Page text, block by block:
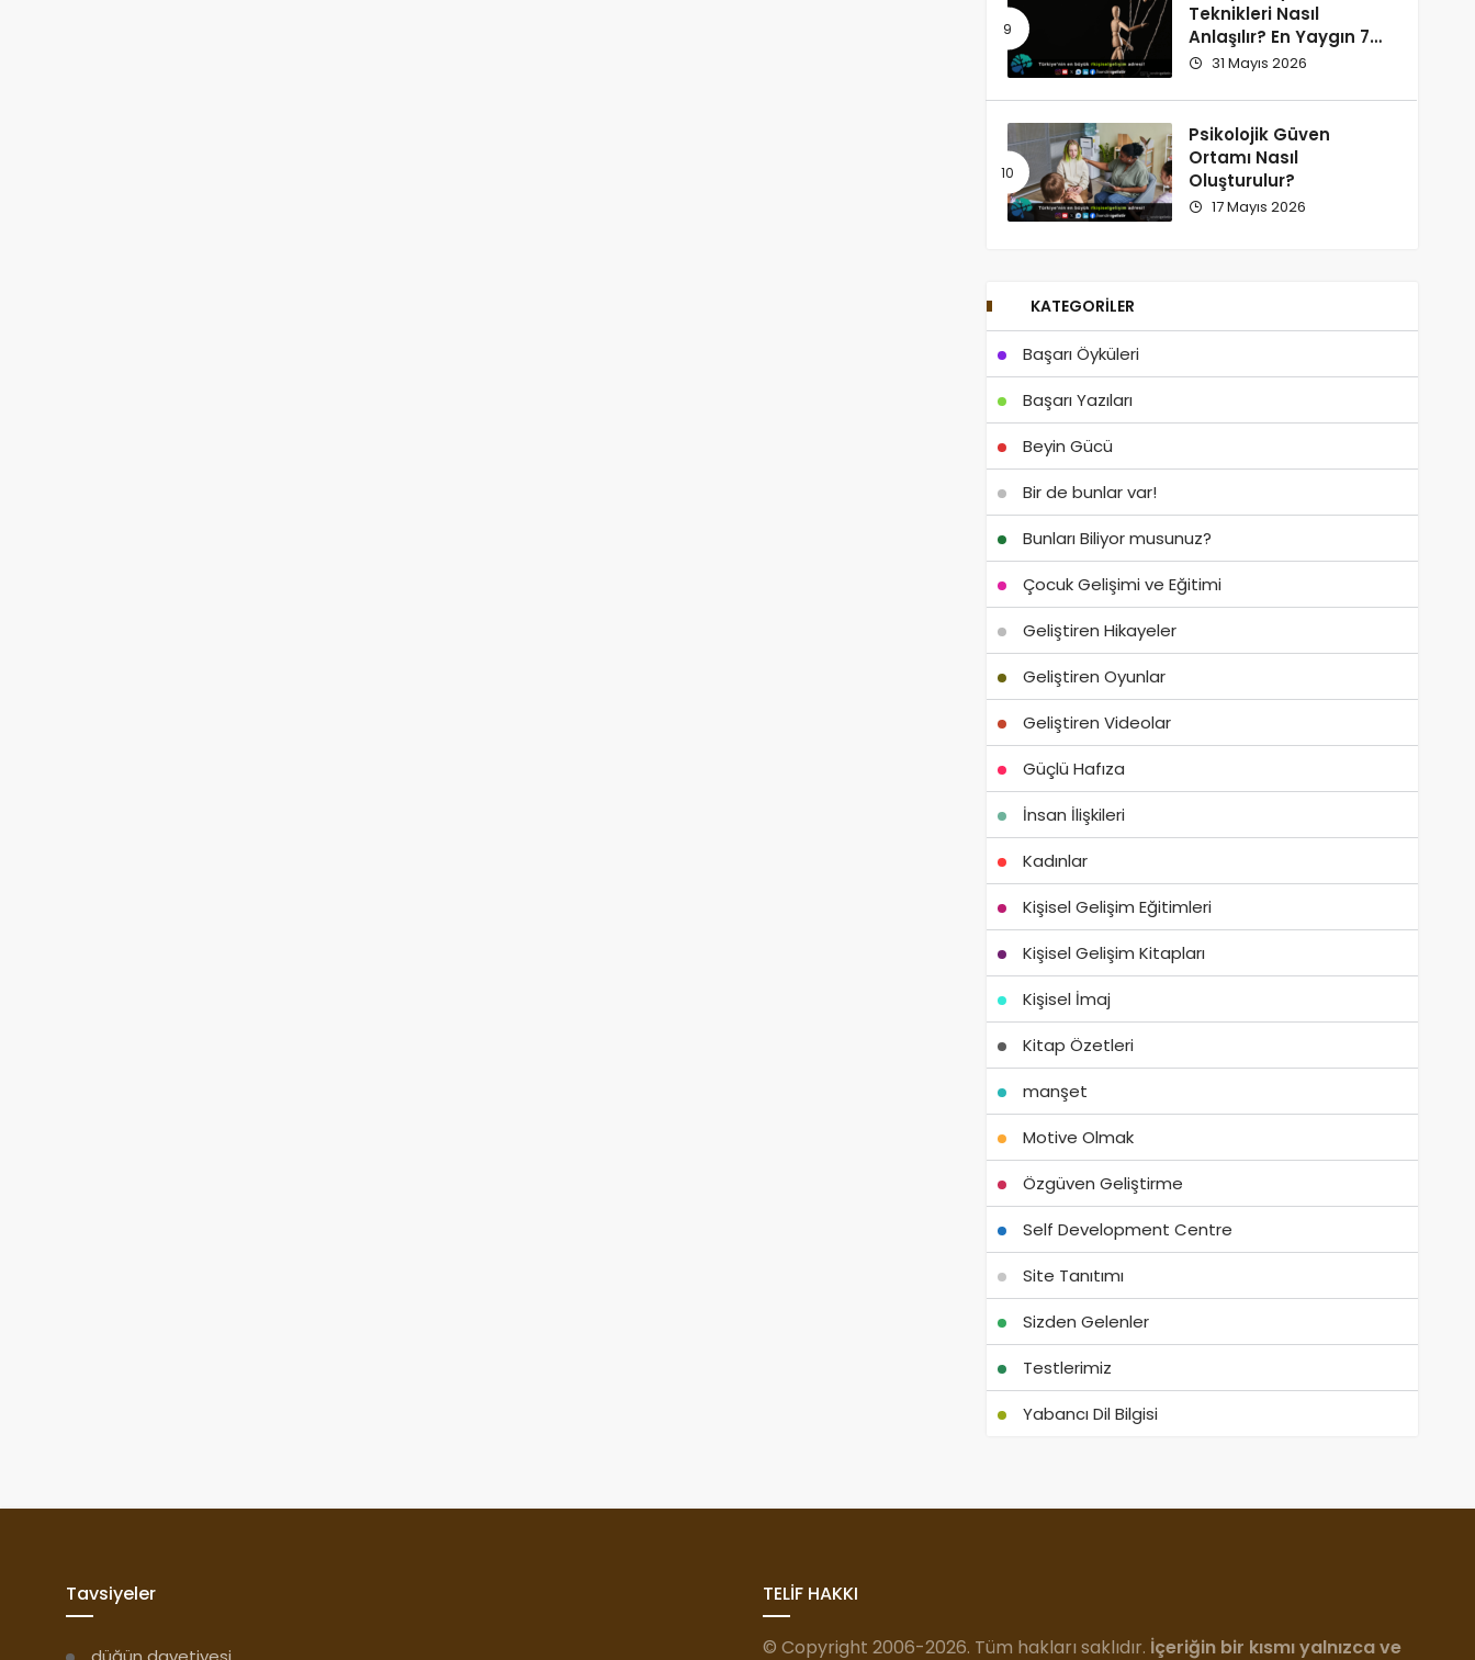
Teknikleri Nasıl
Anlaşılır? En Yaygın 7
İşaret
31 Mayıs 2026
Psikolojik Güven
Ortamı Nasıl
Oluşturulur?
17 Mayıs 2026
KATEGORILER
Başarı Öyküleri
Başarı Yazıları
Beyin Gücü
Bir de bunlar var!
Bunları Biliyor musunuz?
Çocuk Gelişimi ve Eğitimi
Geliştiren Hikayeler
Geliştiren Oyunlar
Geliştiren Videolar
Güçlü Hafıza
İnsan İlişkileri
Kadınlar
Kişisel Gelişim Eğitimleri
Kişisel Gelişim Kitapları
Kişisel İmaj
Kitap Özetleri
manşet
Motive Olmak
Özgüven Geliştirme
Self Development Centre
Site Tanıtımı
Sizden Gelenler
Testlerimiz
Yabancı Dil Bilgisi
Tavsiyeler TELİF HAKKI
© Copyright 2006-2026. Tüm hakları saklıdır. İçeriğin bir kısmı yalnızca ve